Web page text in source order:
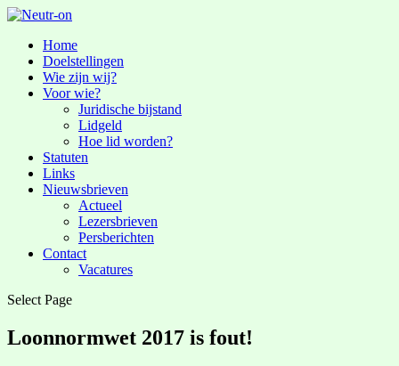
Home
Doelstellingen
Wie zijn wij?
Voor wie?
Juridische bijstand
Lidgeld
Hoe lid worden?
Statuten
Links
Nieuwsbrieven
Actueel
Lezersbrieven
Persberichten
Contact
Vacatures
Select Page
Loonnormwet 2017 is fout!